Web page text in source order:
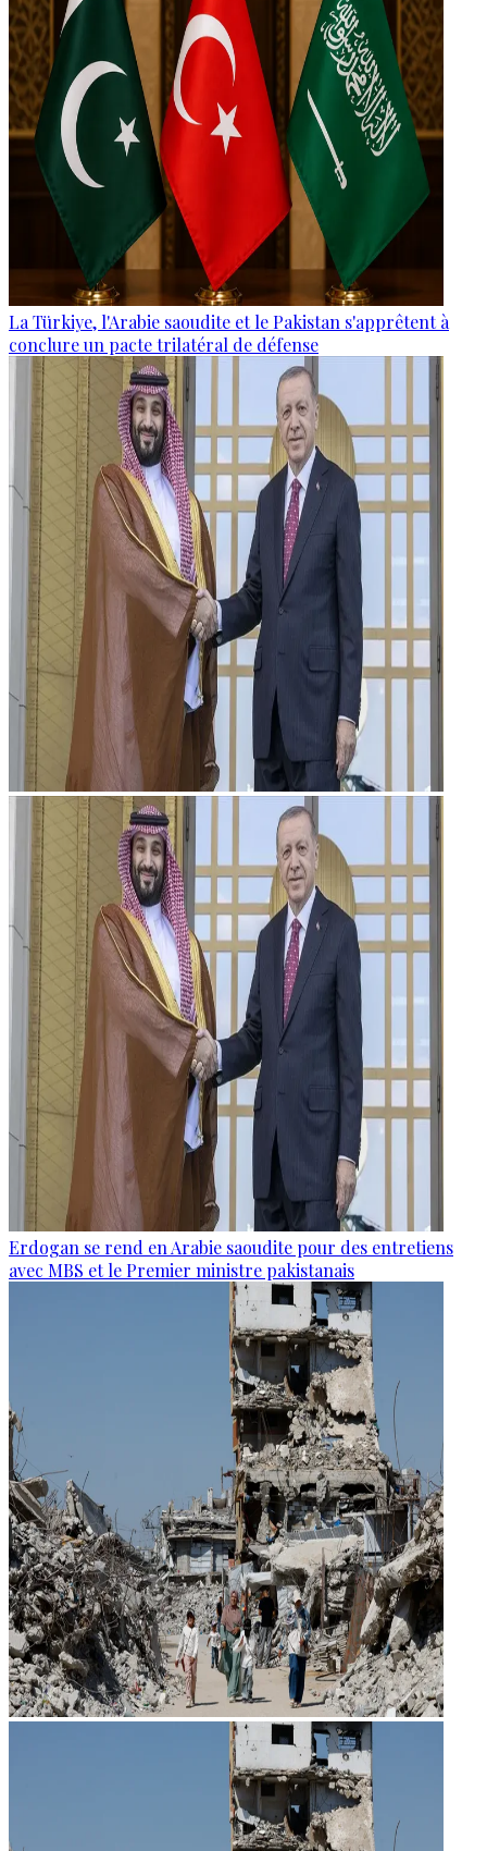
La Türkiye, l'Arabie saoudite et le Pakistan s'apprêtent à
conclure un pacte trilatéral de défense
Erdogan se rend en Arabie saoudite pour des entretiens
avec MBS et le Premier ministre pakistanais